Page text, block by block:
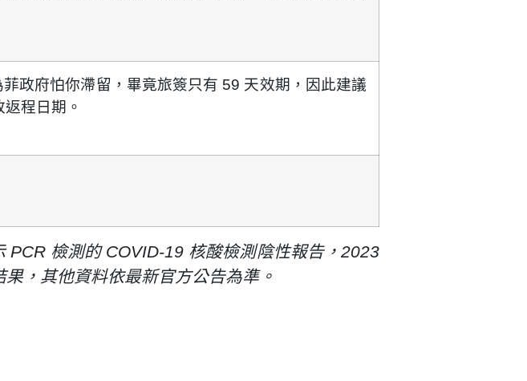
菲政府怕你滯留，畢竟旅簽只有 59 天效期，因此建議
程日期。
檢測的 COVID-19 核酸檢測陰性報告， 2023
果， 其他資料依最新官方公告為準。